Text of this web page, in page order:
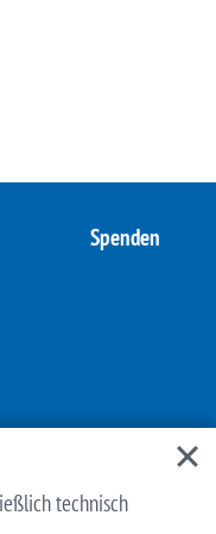
Spenden
technisch